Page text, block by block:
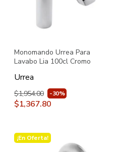
Monomando Urrea Para
Lavabo Lia 100cl Cromo
Urrea
$1,954.00 -30%
$1,367.80
¡En Oferta!